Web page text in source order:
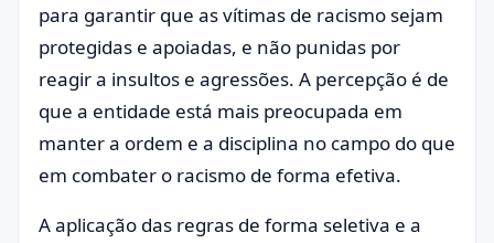
para garantir que as vítimas de racismo sejam
protegidas e apoiadas, e não punidas por
reagir a insultos e agressões. A percepção é de
que a entidade está mais preocupada em
manter a ordem e a disciplina no campo do que
em combater o racismo de forma efetiva.
A aplicação das regras de forma seletiva e a